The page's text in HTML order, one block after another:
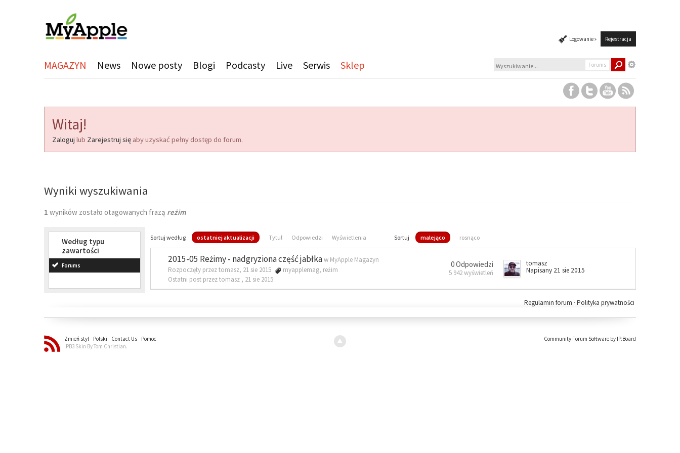
Logowanie » Rejestracja
MAGAZYN News Nowe posty Blogi Podcasty Live Serwis Sklep Forums
Witaj!
Zaloguj lub Zarejestruj się aby uzyskać pełny dostęp do forum.
Wyniki wyszukiwania
1 wyników zostało otagowanych frazą reżim
Według typu
zawartości
Forums
Sortuj według ostatniej aktualizacji Tytuł Odpowiedzi Wyświetlenia Sortuj malejąco rosnąco
2015-05 Reżimy - nadgryziona część jabłkaw MyApple Magazyn
Rozpoczęty przez tomasz, 21 sie 2015
myapplemag, reżim
Ostatni post przez tomasz , 21 sie 2015
0 Odpowiedzi
5 942 wyświetleń
tomasz
Napisany 21 sie 2015
Polityka prywatności
Regulamin forum ·
Zmień styl Polski Contact Us
Pomoc
IPB3 Skin By Tom Christian.
Community Forum Software by IP.Board